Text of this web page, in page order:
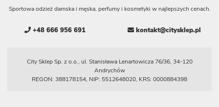
Sportowa odzież damska i męska, perfumy i kosmetyki w najlepszych cenach.
+48 666 956 691 kontakt@citysklep.pl
City Sklep Sp. z o.o., ul. Stanisława Lenartowicza 76/36, 34-120
Andrychów
REGON: 388178154, NIP: 5512648020, KRS: 0000884398